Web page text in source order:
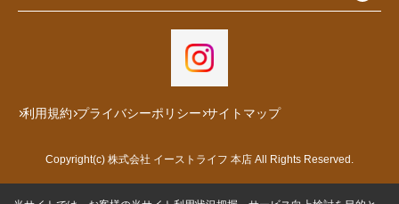
利用規約 プライバシーポリシー サイトマップ
Copyright(c) 株式会社 イーストライフ 本店 All Rights Reserved.